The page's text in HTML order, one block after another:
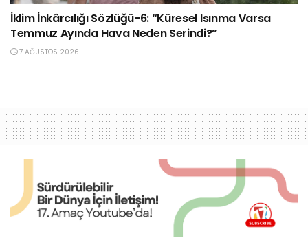
İklim İnkârcılığı Sözlüğü-6: “Küresel Isınma Varsa
Temmuz Ayında Hava Neden Serindi?”
7 AĞUSTOS 2026